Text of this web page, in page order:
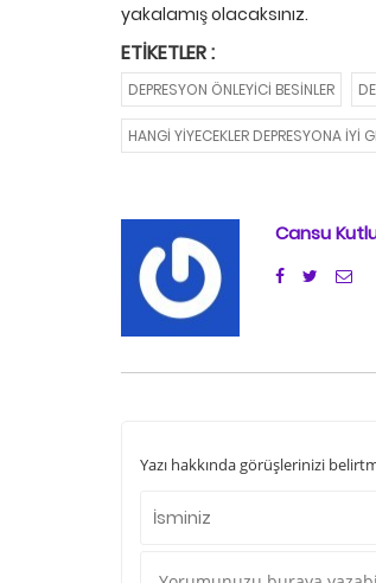
yakalamış olacaksınız.
ETIKETLER :
DEPRESYON ÖNLEYICI BESINLER
HANGI YIYECEKLER DEPRESYONA IYI
Cansu
Yazı hakkında görüşlerinizi